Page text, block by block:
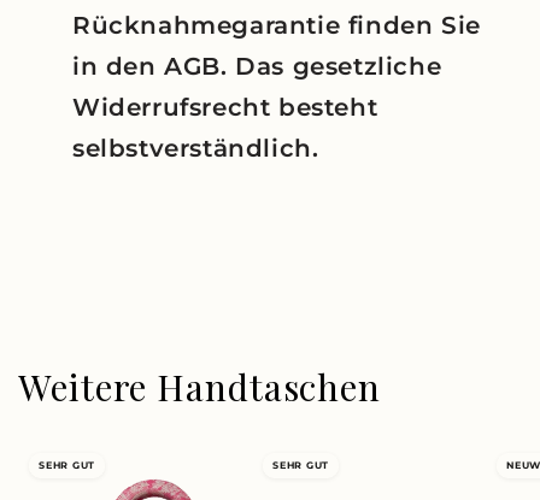
Rücknahmegarantie finden Sie
in den AGB. Das gesetzliche
Widerrufsrecht besteht
selbstverständlich.
Weitere Handtaschen
SEHR GUT SEHR GUT